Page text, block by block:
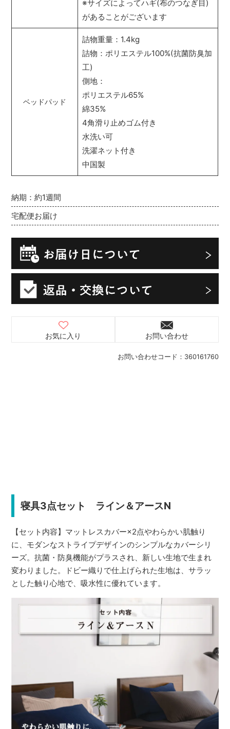
お問い合わせコード： 360161760
納期：約1週間
宅配便お届け
お気に入り お問い合わせ
寝具3点セット ライン＆アースN
【セット内容】マットレスカバー×2点やわらかい肌触り
に、モダンなストライプデザインのシンプルなカバーシリ
ーズ。抗菌・防臭機能がプラスされ、新しい生地で生まれ
変わりました。ドビー織りで仕上げられた生地は、サラッ
とした触り心地で、吸水性に優れています。
※サイズによってハギ(布のつなぎ目)
があることがございます
ベッドパッド
詰物重量：1.4kg
詰物：ポリエステル100%(抗菌防臭加
工)
側地：
ポリエステル65%
綿35%
4角滑り止めゴム付き
水洗い可
洗濯ネット付き
中国製